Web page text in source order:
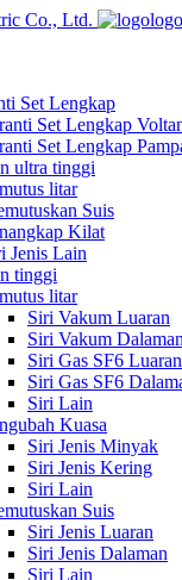
logo
Set Lengkap
Set Lengkap
Set Lengkap
ultra tinggi
litar
Suis
Kilat
Jenis Lain
tinggi
litar
Siri Vakum Luaran
Siri Vakum Dalaman
Siri Gas SF6 Luaran
Siri Gas SF6
Siri Lain
Kuasa
Siri Jenis Minyak
Siri Jenis Kering
Siri Lain
Suis
Siri Jenis Luaran
Siri Jenis Dalaman
Siri Lain